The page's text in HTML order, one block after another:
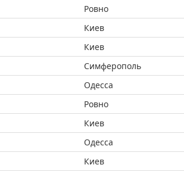
Ровно
Киев
Киев
Симферополь
Одесса
Ровно
Киев
Одесса
Киев